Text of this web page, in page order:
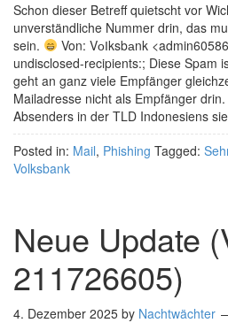
Schon dieser Betreff quietscht vor
unverständliche Nummer drin, das
sein.
Von: VоІksbаnk
undisclosed-recipients:; Diese Spam
geht an ganz viele Empfänger
Mailadresse nicht als Empfänger
Absenders in der TLD Indonesiens
Posted in: Mail, Phishing Tagged:
Volksbank
Neue Update
211726605)
4. Dezember 2025 by Nachtwächter